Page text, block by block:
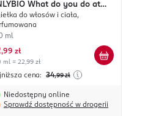
What do you do at
19°C
do włosów i ciała,
ml
,99 zł
ml = 22,99 zł
cena: 34,99 zł
Niedostępny online
Sprawdź dostępność w drogerii